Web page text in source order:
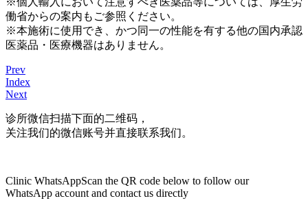
働省からの案内もご参照ください。
※本施術に使用でき、かつ同一の性能を有する他の国内承認
医薬品・医療機器はありません。
Prev
Index
Next
诊所微信扫描下面的二维码，
关注我们的微信账号并直接联系我们。
Clinic WhatsAppScan the QR code below to follow our
WhatsApp account and contact us directly